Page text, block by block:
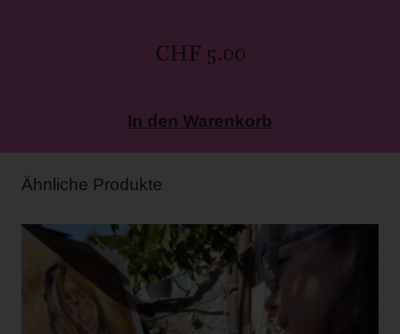
CHF5.00
In den Warenkorb
Ähnliche Produkte